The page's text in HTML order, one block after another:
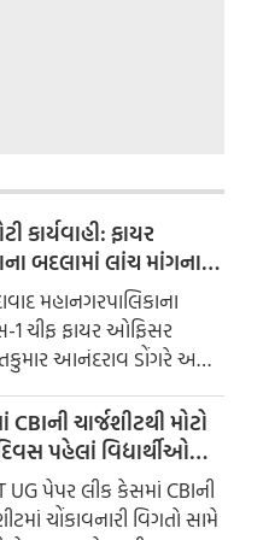
કાર્યવાહી: ફાયર
બદલામાં લાંચ માંગનાર
ગુનો દાખલ
મહાનગરપાલિકાના
1 ચીફ ફાયર ઓફિસર
આનંદરાવ ડોંગરે અને
વતી લાંચ લેનાર એક ખાનગી
ભાવસિંહ ઝાલાને લાંચ
બ્યુરો (ACB) દ્વારા ટ્રેપ
રંગેહાથ ઝડપી લેવામાં
છે.
ચાર્જશીટથી મોટો
પહેલાં વિદ્યાર્થીઓ
UG પેપર લીક કેસમાં CBIની
ચોંકાવનારી વિગતો સામે